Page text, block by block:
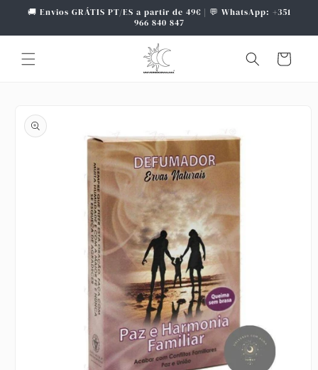
para o
🚚 Envios GRÁTIS PT/ES a partir de 49€ | 💬 WhatsApp: +351
966 840 847
Carrinho
informação
do produto